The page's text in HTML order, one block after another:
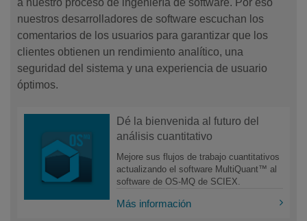
a nuestro proceso de ingeniería de software. Por eso
nuestros desarrolladores de software escuchan los
comentarios de los usuarios para garantizar que los
clientes obtienen un rendimiento analítico, una
seguridad del sistema y una experiencia de usuario
óptimos.
Dé la bienvenida al futuro del
análisis cuantitativo
Mejore sus flujos de trabajo cuantitativos
actualizando el software MultiQuant™ al
software de OS-MQ de SCIEX.
Más información